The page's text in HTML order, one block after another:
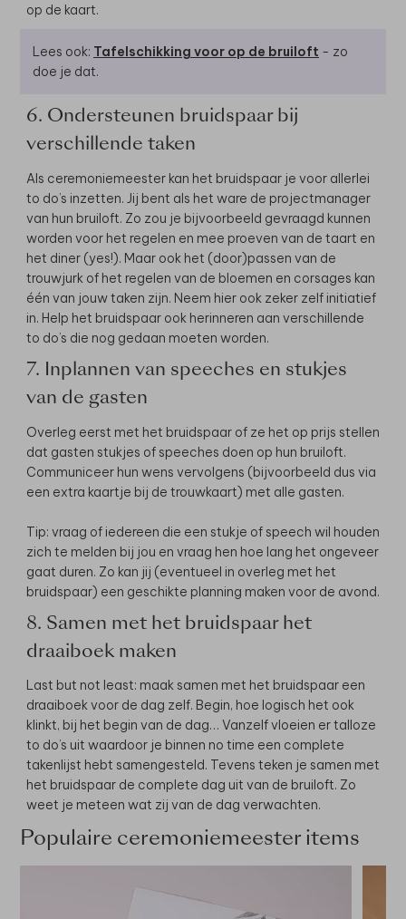
op de kaart.
Lees ook: Tafelschikking voor op de bruiloft - zo
doe je dat.
6. Ondersteunen bruidspaar bij
verschillende taken
Als ceremoniemeester kan het bruidspaar je voor allerlei
to do’s inzetten. Jij bent als het ware de projectmanager
van hun bruiloft. Zo zou je bijvoorbeeld gevraagd kunnen
worden voor het regelen en mee proeven van de taart en
het diner (yes!). Maar ook het (door)passen van de
trouwjurk of het regelen van de bloemen en corsages kan
één van jouw taken zijn. Neem hier ook zeker zelf initiatief
in. Help het bruidspaar ook herinneren aan verschillende
to do’s die nog gedaan moeten worden.
7. Inplannen van speeches en stukjes
van de gasten
Overleg eerst met het bruidspaar of ze het op prijs stellen
dat gasten stukjes of speeches doen op hun bruiloft.
Communiceer hun wens vervolgens (bijvoorbeeld dus via
een extra kaartje bij de trouwkaart) met alle gasten.
Tip: vraag of iedereen die een stukje of speech wil houden
zich te melden bij jou en vraag hen hoe lang het ongeveer
gaat duren. Zo kan jij (eventueel in overleg met het
bruidspaar) een geschikte planning maken voor de avond.
8. Samen met het bruidspaar het
draaiboek maken
Last but not least: maak samen met het bruidspaar een
draaiboek voor de dag zelf. Begin, hoe logisch het ook
klinkt, bij het begin van de dag… Vanzelf vloeien er talloze
to do’s uit waardoor je binnen no time een complete
takenlijst hebt samengesteld. Tevens teken je samen met
het bruidspaar de complete dag uit van de bruiloft. Zo
weet je meteen wat zij van de dag verwachten.
Populaire ceremoniemeester items